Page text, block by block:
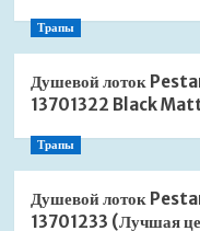
Трапы
Душевой лоток
13701322 Black
Трапы
Душевой лоток
13701233 (Лучшая